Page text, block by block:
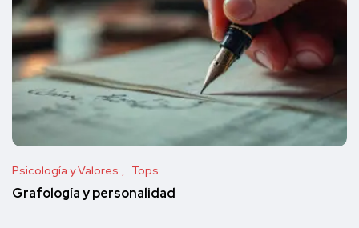
Psicología y Valores Tops
Grafología y personalidad